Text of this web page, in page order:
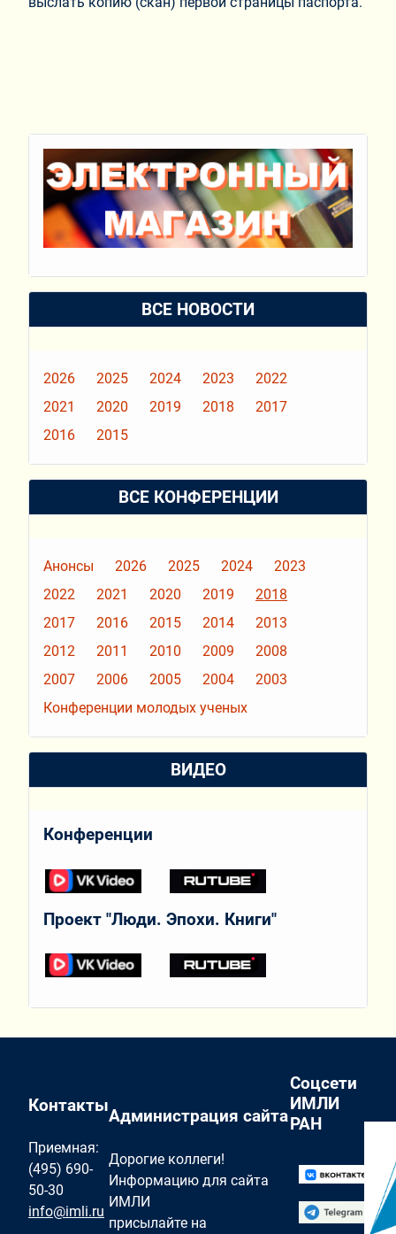
ВСЕ НОВОСТИ
2026 2025 2024 2023
2022
2021
2020 2019 2018
2017
2016
2015
ВСЕ КОНФЕРЕНЦИИ
Анонсы 2026 2025 2024
2023
2022
2021 2020 2019
2018
2017
2016 2015 2014
2013
2012
2011 2010 2009
2008
2007
2006 2005 2004
2003
Конференции молодых ученых
ВИДЕО
Конференции
Проект "Люди. Эпохи. Книги"
Контакты
Приемная:
(495) 690-
50-30
info@imli.ru
Администрация сайта
Дорогие коллеги!
Информацию для сайта
ИМЛИ
присылайте на
Соцсети
ИМЛИ
РАН